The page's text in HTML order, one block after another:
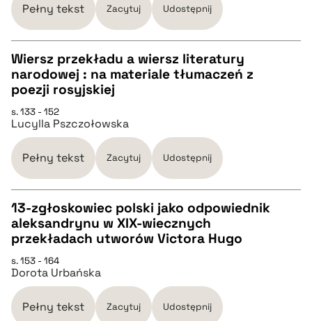
pobierz cytat
BIBTEX
pobierz cytat
Pełny tekst Zacytuj Udostępnij
CZYSTY TEKST
pobierz cytat
BIBTEX
pobierz cytat
Wiersz przekładu a wiersz literatury
narodowej : na materiale tłumaczeń z
poezji rosyjskiej
s. 133 - 152
Lucylla Pszczołowska
Pełny tekst Zacytuj Udostępnij
CZYSTY TEKST
pobierz cytat
BIBTEX
13-zgłoskowiec polski jako odpowiednik
aleksandrynu w XIX-wiecznych
przekładach utworów Victora Hugo
s. 153 - 164
Dorota Urbańska
Pełny tekst Zacytuj Udostępnij